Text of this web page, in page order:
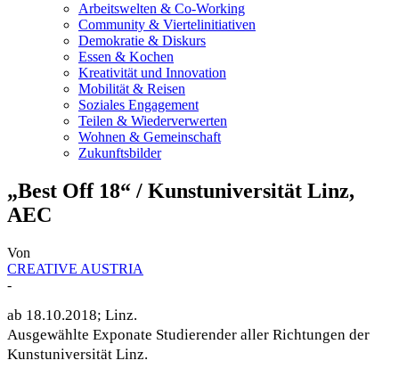
Arbeitswelten & Co-Working
Community & Viertelinitiativen
Demokratie & Diskurs
Essen & Kochen
Kreativität und Innovation
Mobilität & Reisen
Soziales Engagement
Teilen & Wiederverwerten
Wohnen & Gemeinschaft
Zukunftsbilder
„Best Off 18“ / Kunstuniversität Linz,
AEC
Von
CREATIVE AUSTRIA
-
ab 18.10.2018; Linz.
Ausgewählte Exponate Studierender aller Richtungen der
Kunstuniversität Linz.